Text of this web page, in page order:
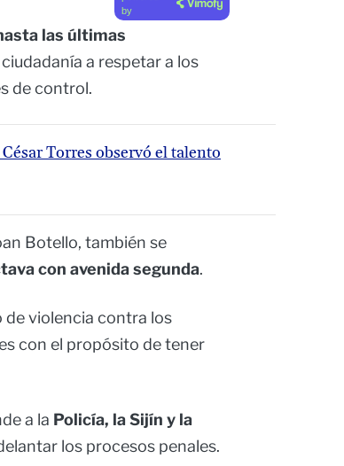
by
las últimas
a respetar a los
de control.
Torres observó el talento
Botello, también se
con avenida segunda.
violencia contra los
con el propósito de tener
a la Policía, la Sijín y la
los procesos penales.